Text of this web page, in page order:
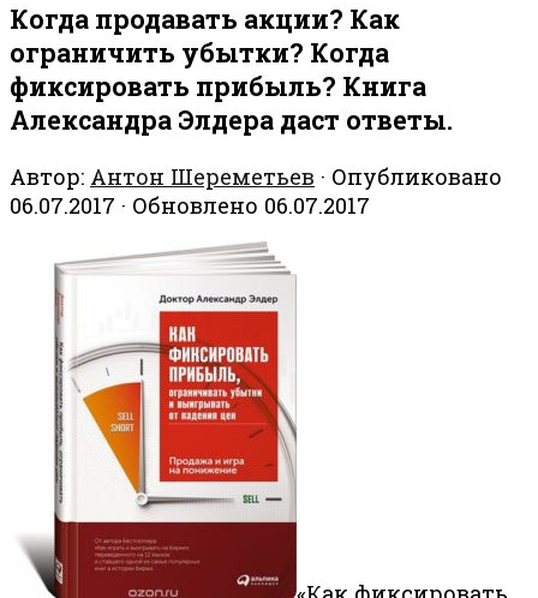
Когда продавать акции? Как
ограничить убытки? Когда
фиксировать прибыль? Книга
Александра Элдера даст ответы.
Автор: Антон Шереметьев · Опубликовано
06.07.2017 · Обновлено 06.07.2017